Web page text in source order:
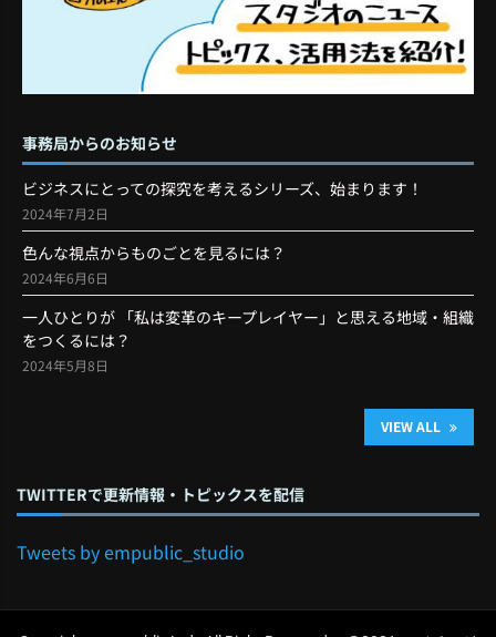
事務局からのお知らせ
ビジネスにとっての探究を考えるシリーズ、始まります！
2024年7月2日
色んな視点からものごとを見るには？
2024年6月6日
一人ひとりが 「私は変革のキープレイヤー」と思える地域・組織
をつくるには？
2024年5月8日
VIEW ALL
TWITTERで更新情報・トピックスを配信
Tweets by empublic_studio